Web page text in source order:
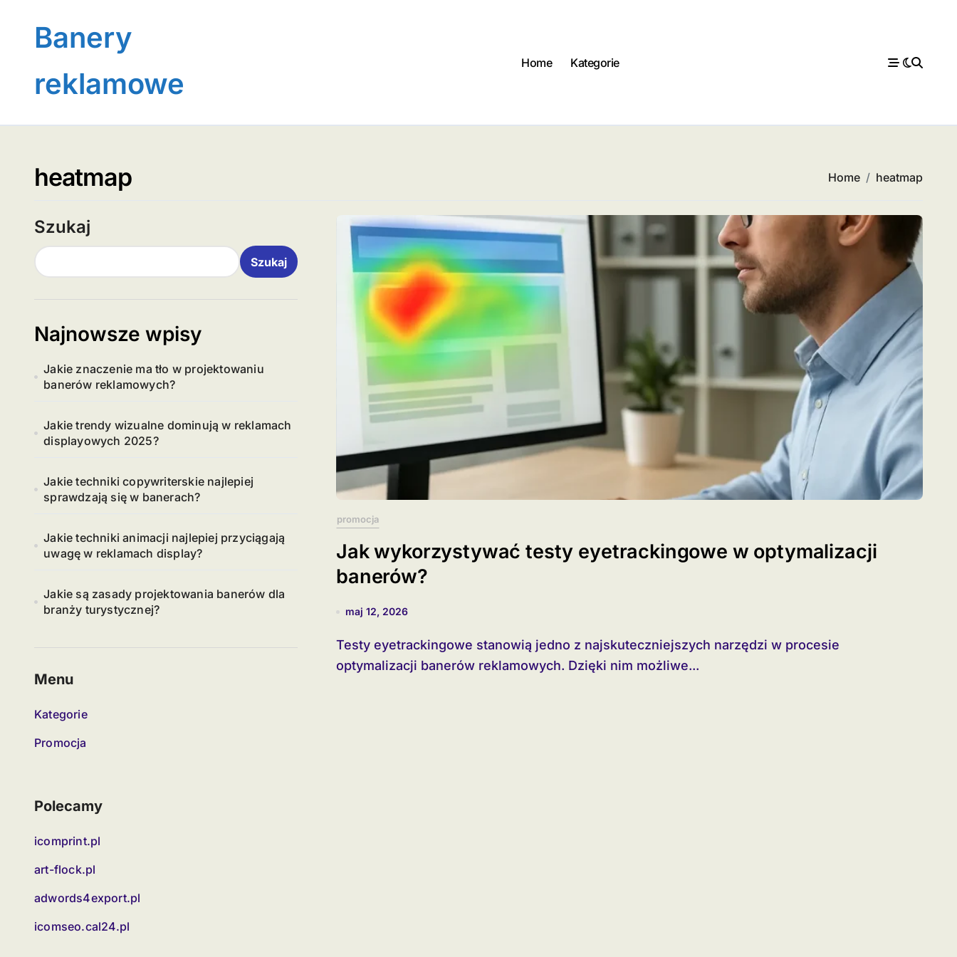
contentBanery
reklamowe
Home Kategorie
heatmap Home heatmap
Szukaj
Szukaj
Najnowsze wpisy
Jakie znaczenie ma tło w projektowaniu
banerów reklamowych?
Jakie trendy wizualne dominują w reklamach
displayowych 2025?
Jakie techniki copywriterskie najlepiej
sprawdzają się w banerach?
Jakie techniki animacji najlepiej przyciągają
uwagę w reklamach display?
Jakie są zasady projektowania banerów dla
branży turystycznej?
Menu
Kategorie
Promocja
Polecamy
icomprint.pl
art-flock.pl
adwords4export.pl
icomseo.cal24.pl
promocja
Jak wykorzystywać testy eyetrackingowe w optymalizacji
banerów?
maj 12, 2026
Testy eyetrackingowe stanowią jedno z najskuteczniejszych narzędzi w procesie
optymalizacji banerów reklamowych. Dzięki nim możliwe...